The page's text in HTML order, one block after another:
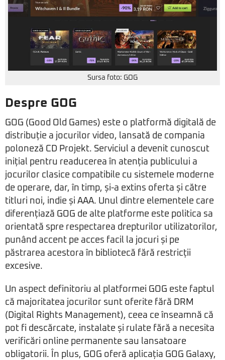
Sursa foto: GOG
Despre GOG
GOG (Good Old Games) este o platformă digitală de
distribuție a jocurilor video, lansată de compania
poloneză CD Projekt. Serviciul a devenit cunoscut
inițial pentru readucerea în atenția publicului a
jocurilor clasice compatibile cu sistemele moderne
de operare, dar, în timp, și-a extins oferta și către
titluri noi, indie și AAA. Unul dintre elementele care
diferențiază GOG de alte platforme este politica sa
orientată spre respectarea drepturilor utilizatorilor,
punând accent pe acces facil la jocuri și pe
păstrarea acestora în bibliotecă fără restricții
excesive.
Un aspect definitoriu al platformei GOG este faptul
că majoritatea jocurilor sunt oferite fără DRM
(Digital Rights Management), ceea ce înseamnă că
pot fi descărcate, instalate și rulate fără a necesita
verificări online permanente sau lansatoare
obligatorii. În plus, GOG oferă aplicația GOG Galaxy,